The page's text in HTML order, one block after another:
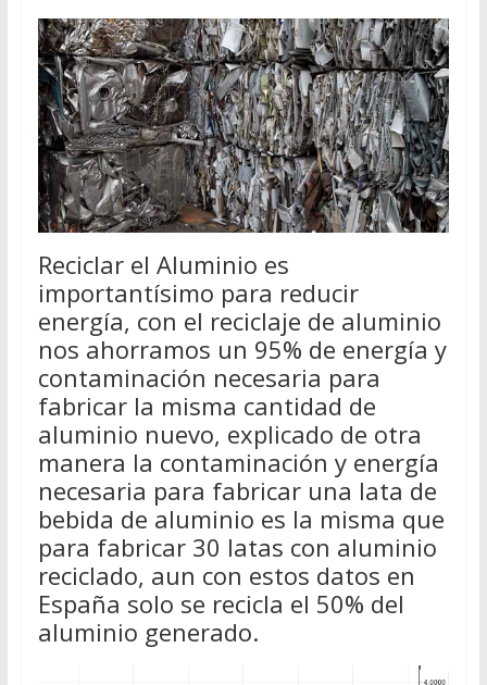
Reciclar el Aluminio es
importantísimo para reducir
energía, con el reciclaje de aluminio
nos ahorramos un 95% de energía y
contaminación necesaria para
fabricar la misma cantidad de
aluminio nuevo, explicado de otra
manera la contaminación y energía
necesaria para fabricar una lata de
bebida de aluminio es la misma que
para fabricar 30 latas con aluminio
reciclado, aun con estos datos en
España solo se recicla el 50% del
aluminio generado.